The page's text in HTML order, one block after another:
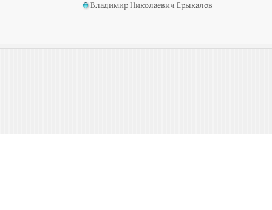
Владимир Николаевич Ерыкалов